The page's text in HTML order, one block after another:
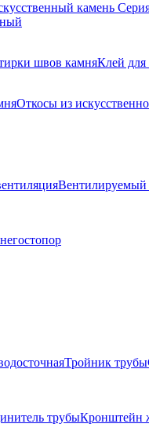
камень
швов камняКлей для
Откосы из
Вентилируемый
Тройник трубы
трубыКронштейн